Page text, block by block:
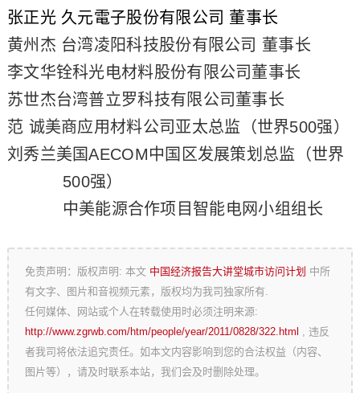
张正光 久元電子股份有限公司 董事长
黄州杰 台湾凌阳科技股份有限公司 董事长
李文华铨科光电材料股份有限公司 董事长
苏世杰台湾普立罗科技有限公司 董事长
范 诚美商应用材料公司 亚太总监 （世界500强）
刘秀兰美国AECOM中国区发展策划总监（世界
500强）
中美能源合作项目智能电网小组组长
免责声明：版权声明: 本文中国经济报告大讲堂城市访问计划 中所
有文字、图片和音视频元素，版权均为我司独家所有.
任何媒体、网站或个人在转载使用时必须注明来源:
http://www.zgrwb.com/htm/people/year/2011/0828/322.html , 违反
者我司将依法追究责任。如本文内容影响到您的合法权益（内容、
图片等），请及时联系本站，我们会及时删除处理。